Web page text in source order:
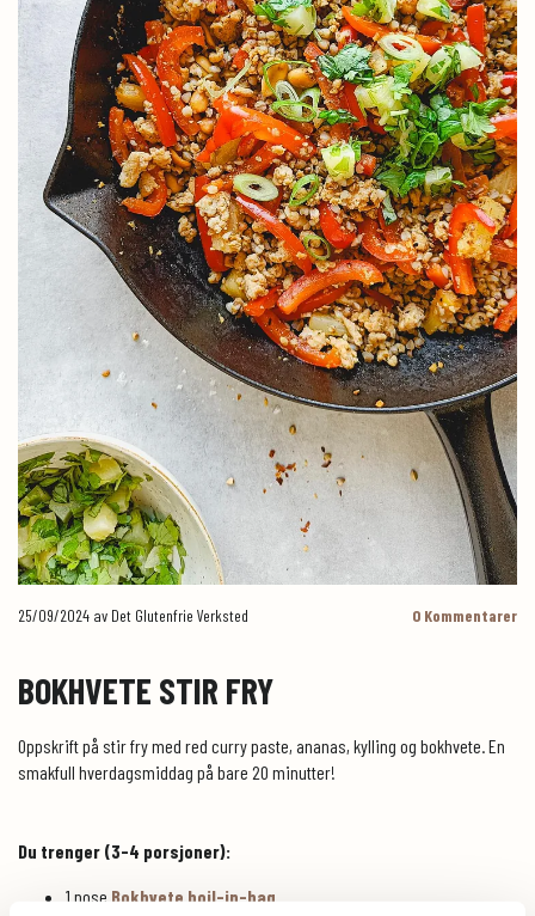
25/09/2024 av Det Glutenfrie Verksted 0 Kommentarer
BOKHVETE STIR FRY
Oppskrift på stir fry med red curry paste, ananas, kylling og bokhvete. En
smakfull hverdagsmiddag på bare 20 minutter!
Du trenger (3-4 porsjoner):
1 pose Bokhvete boil-in-bag